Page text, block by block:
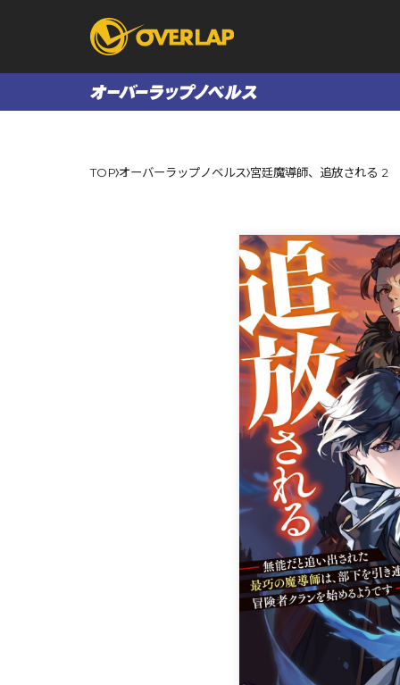
コミック ライトノベ
ロサージュノベルス
オーバーラップ文庫 オーバ
コミッククリエ
TOP オーバーラップノベルス 宮廷魔導師、追放される 2